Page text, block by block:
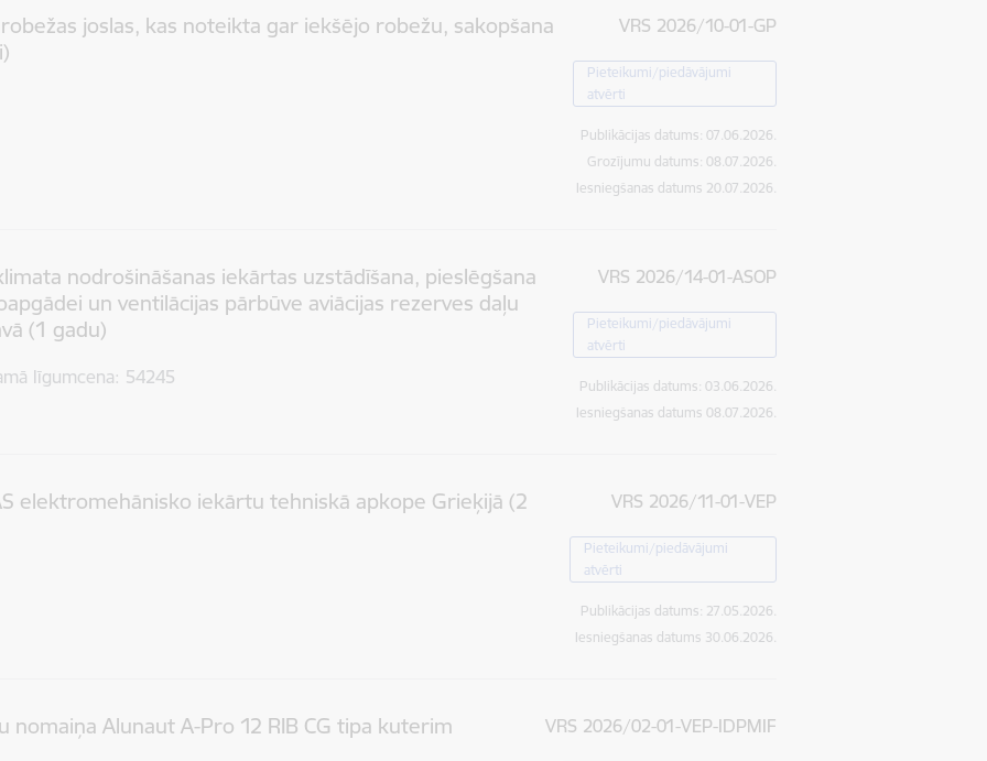
joslas, kas noteikta gar iekšējo robežu, sakopšana
VRS 2026/10-01-GP
Pieteikumi/piedāvājumi
atvērti
Publikācijas datums: 07.06.2026.
Grozījumu datums: 08.07.2026.
Iesniegšanas datums 20.07.2026.
nodrošināšanas iekārtas uzstādīšana, pieslēgšana
un ventilācijas pārbūve aviācijas rezerves daļu
(1 gadu)
līgumcena 54245
VRS 2026/14-01-ASOP
Pieteikumi/piedāvājumi
atvērti
Publikācijas datums: 03.06.2026.
Iesniegšanas datums 08.07.2026.
elektromehānisko iekārtu tehniskā apkope Grieķijā (2
VRS 2026/11-01-VEP
Pieteikumi/piedāvājumi
atvērti
Publikācijas datums: 27.05.2026.
Iesniegšanas datums 30.06.2026.
nomaiņa Alunaut A-Pro 12 RIB CG tipa kuterim VRS 2026/02-01-VEP-IDPMIF